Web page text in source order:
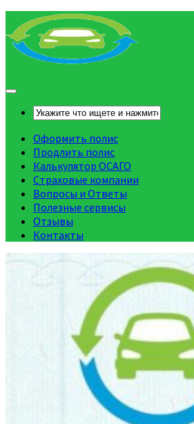
Оформить полис
Продлить полис
Калькулятор ОСАГО
Страховые компании
Вопросы и Ответы
Полезные сервисы
Отзывы
Контакты